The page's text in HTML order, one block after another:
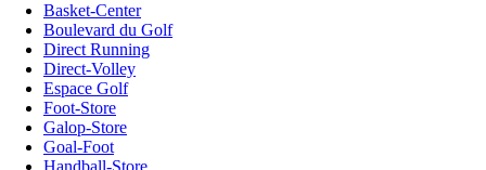
Basket-Center
Boulevard du Golf
Direct Running
Direct-Volley
Espace Golf
Foot-Store
Galop-Store
Goal-Foot